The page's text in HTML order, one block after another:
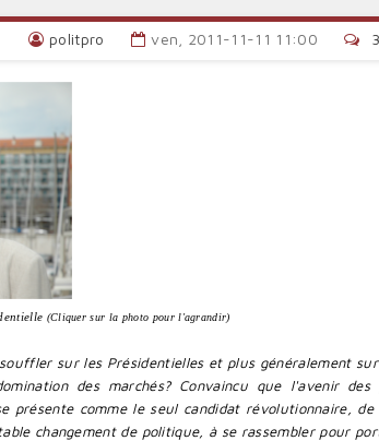
politpro ven, 2011-11-11 11:00
(Cliquer sur la photo pour l'agrandir)
sur les Présidentielles et plus généralement
des marchés? Convaincu que l'avenir
présente comme le seul candidat révolutionnai­re,
changement de politique, à se rassembler pour